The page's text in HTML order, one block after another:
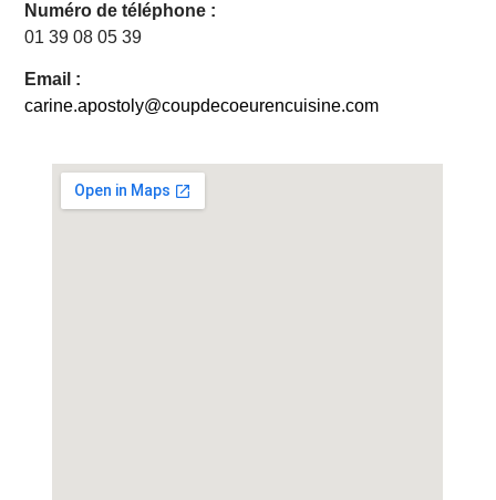
Numéro de téléphone :
01 39 08 05 39
Email :
carine.apostoly@coupdecoeurencuisine.com